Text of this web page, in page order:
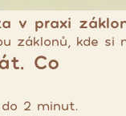
v praxi
záklonů, kde
Co
2 minut.